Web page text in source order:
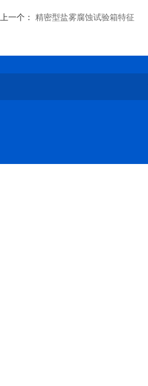
上一个： 精密型盐雾腐蚀试验箱特征